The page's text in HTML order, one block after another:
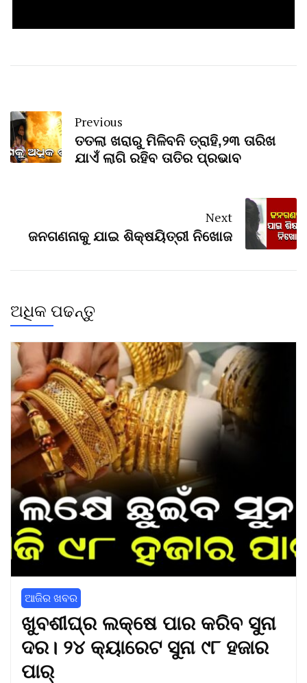
Previous
ତତଲା ଖରାରୁ ମିଳିବନି ତ୍ରାହି,୨୩ ତାରିଖ
ଯାଏଁ ଲାଗି ରହିବ ତାତିର ପ୍ରଭାବ
Next
ଜନଗଣନାକୁ ଯାଇ ଶିକ୍ଷୟିତ୍ରୀ ନିଖୋଜ
ଅଧିକ ପଢନ୍ତୁ
ଆଜିର ଖବର
ଖୁବଶୀଘ୍ର ଲକ୍ଷେ ପାର କରିବ ସୁନା
ଦର। ୨୪ କ୍ୟାରେଟ ସୁନା ୯୮ ହଜାର
ପାର୍‌